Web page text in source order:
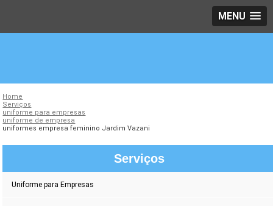
MENU
Home
Serviços
uniforme para empresas
uniforme de empresa
uniformes empresa feminino Jardim Vazani
Serviços
Uniforme para Empresas